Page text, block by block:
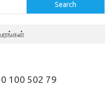
Search
100 502 79